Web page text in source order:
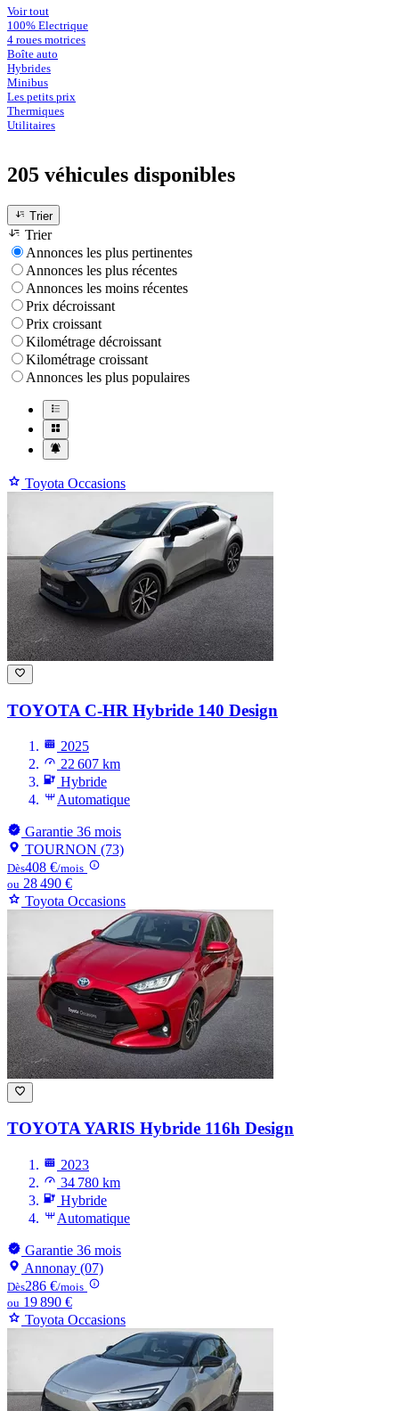
Voir tout
100% Electrique
4 roues motrices
Boîte auto
Hybrides
Minibus
Les petits prix
Thermiques
Utilitaires
205 véhicules disponibles
Trier
Trier
Annonces les plus pertinentes
Annonces les plus récentes
Annonces les moins récentes
Prix décroissant
Prix croissant
Kilométrage décroissant
Kilométrage croissant
Annonces les plus populaires
Toyota Occasions
TOYOTA C-HR Hybride 140 Design
2025
22 607 km
Hybride
Automatique
Garantie 36 mois
TOURNON (73)
Dès408 €/mois
ou 28 490 €
Toyota Occasions
TOYOTA YARIS Hybride 116h Design
2023
34 780 km
Hybride
Automatique
Garantie 36 mois
Annonay (07)
Dès286 €/mois
ou 19 890 €
Toyota Occasions